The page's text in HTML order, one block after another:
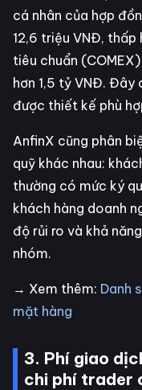
cá nhân của hợp
12,6 triệu VNĐ, thấp
tiêu chuẩn
hơn 1,5 tỷ VNĐ. Đây
được thiết kế phù
AnfinX cũng phân
quỹ khác nhau:
thường có mức ký
khách hàng doanh
độ rủi ro và khả
nhóm.
→ Xem thêm: Danh
mặt hàng
3. Phí giao
chi phí trader